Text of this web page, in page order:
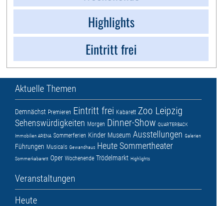
Highlights
Eintritt frei
Aktuelle Themen
Demnächst Premieren Eintritt frei Kabarett Zoo Leipzig
Sehenswürdigkeiten Morgen Dinner-Show QUARTERBACK
Immobilien ARENA Sommerferien Kinder Museum Ausstellungen Galerien
Führungen Musicals Gewandhaus HeuteSommertheater
Sommerkabarett Oper Wochenende Trödelmarkt Highlights
Veranstaltungen
Heute